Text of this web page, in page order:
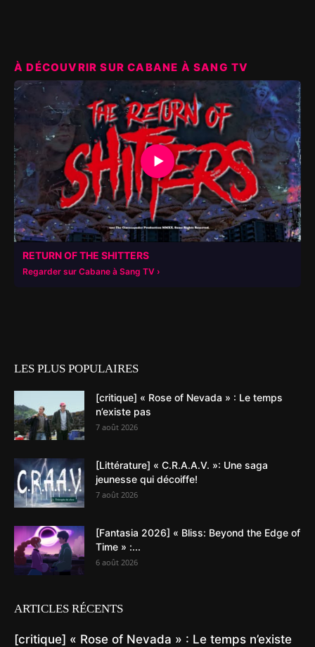
À DÉCOUVRIR SUR CABANE À SANG TV
▶
RETURN OF THE SHITTERS
Regarder sur Cabane à Sang TV
LES PLUS POPULAIRES
[critique] « Rose of Nevada » : Le temps
n’existe pas
7 août 2026
[Littérature] « C.R.A.A.V. »: Une saga
jeunesse qui décoiffe!
7 août 2026
[Fantasia 2026] « Bliss: Beyond the Edge of
Time » :...
6 août 2026
ARTICLES RÉCENTS
[critique] « Rose of Nevada » : Le temps n’existe